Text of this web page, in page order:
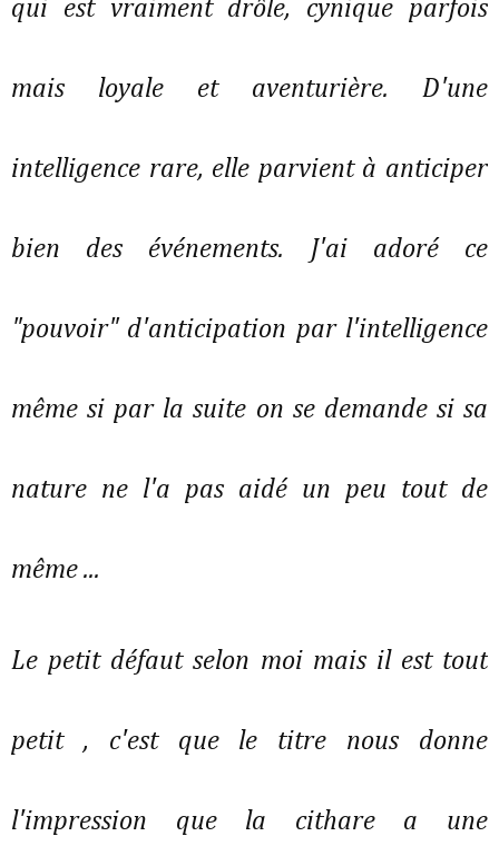
qui est vraiment drôle, cynique parfois
mais loyale et aventurière. D'une
intelligence rare, elle parvient à anticiper
bien des événements. J'ai adoré ce
"pouvoir" d'anticipation par l'intelligence
même si par la suite on se demande si sa
nature ne l'a pas aidé un peu tout de
même ...
Le petit défaut selon moi mais il est tout
petit , c'est que le titre nous donne
l'impression que la cithare a une